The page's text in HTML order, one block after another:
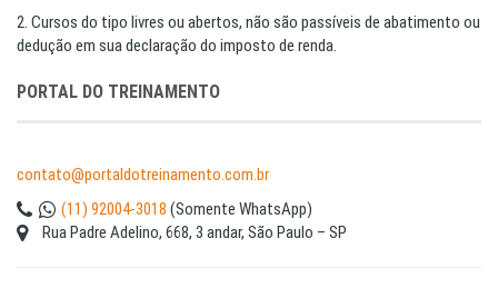
2. Cursos do tipo livres ou abertos, não são passíveis de abatimento ou
dedução em sua declaração do imposto de renda.
PORTAL DO TREINAMENTO
contato@portaldotreinamento.com.br
(11) 92004-3018 (Somente WhatsApp)
Rua Padre Adelino, 668, 3 andar, São Paulo – SP